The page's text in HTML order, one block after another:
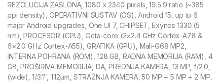
REZOLUCIJA ZASLONA, 1080 x 2340 pixels, 19.5:9 ratio (~385
ppi density), OPERATIVNI SUSTAV (OS), Android 15, up to 6
major Android upgrades, One UI 7, CHIPSET, Exynos 1330 (5
nm), PROCESOR (CPU), Octa-core (2×2.4 GHz Cortex-A78 &
6×2.0 GHz Cortex-A55), GRAFIKA (GPU), Mali-G68 MP2,
INTERNA POHRANA (ROM), 128 GB, RADNA MEMORIJA (RAM), 4
GB, PROŠIRIVA MEMORIJA, DA, PREDNJA KAMERA, 13 MP, f/2.0,
(wide), 1/3.1″, 1.12µm, STRAŽNJA KAMERA, 50 MP + 5 MP + 2 MP,